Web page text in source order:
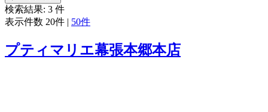
検索結果: 3 件
表示件数 20件 | 50件
プティマリエ幕張本郷本店